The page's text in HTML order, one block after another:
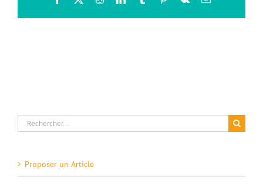
Rechercher:
Proposer un Article